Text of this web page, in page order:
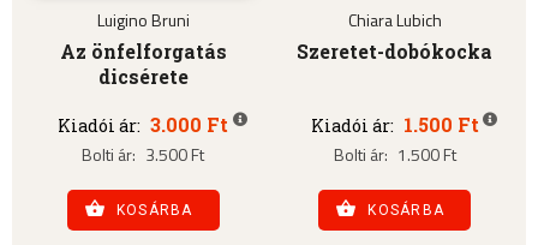
Luigino Bruni
Az önfelforgatás
dicsérete
Kiadói ár: 3.000 Ft
Bolti ár: 3.500 Ft
KOSÁRBA
Chiara Lubich
Szeretet-dobókocka
Kiadói ár: 1.500 Ft
Bolti ár: 1.500 Ft
KOSÁRBA